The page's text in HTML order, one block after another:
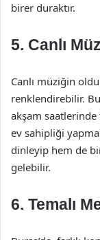
birer duraktır.
5. Canlı
Canlı müziğin
renklendirebilir.
akşam saatlerinde
ev sahipliği
dinleyip hem de
gelebilir.
6. Temalı